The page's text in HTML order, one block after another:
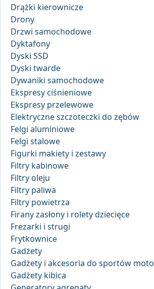
Drążki kierownicze
Drony
Drzwi samochodowe
Dyktafony
Dyski SSD
Dyski twarde
Dywaniki samochodowe
Ekspresy ciśnieniowe
Ekspresy przelewowe
Elektryczne szczoteczki do zębów
Felgi aluminiowe
Felgi stalowe
Figurki makiety i zestawy
Filtry kabinowe
Filtry oleju
Filtry paliwa
Filtry powietrza
Firany zasłony i rolety dziecięce
Frezarki i strugi
Frytkownice
Gadżety
Gadżety i akcesoria do sportów
Gadżety kibica